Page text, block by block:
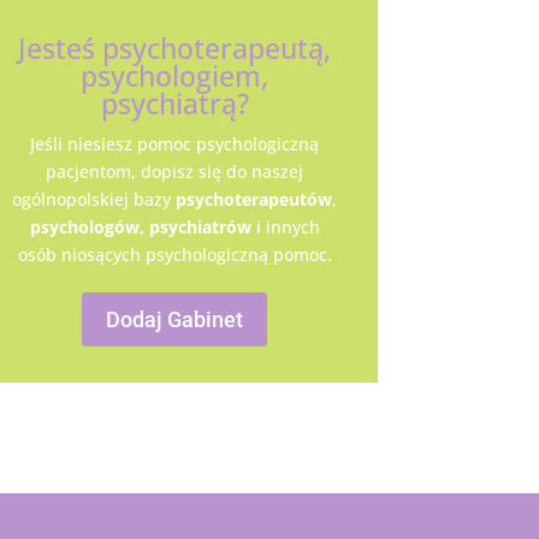
Jesteś psychoterapeutą,
psychologiem,
psychiatrą?
Jeśli niesiesz pomoc psychologiczną
pacjentom, dopisz się do naszej
ogólnopolskiej bazy psychoterapeutów,
psychologów, psychiatrówi innych
osób niosących psychologiczną pomoc.
Dodaj Gabinet